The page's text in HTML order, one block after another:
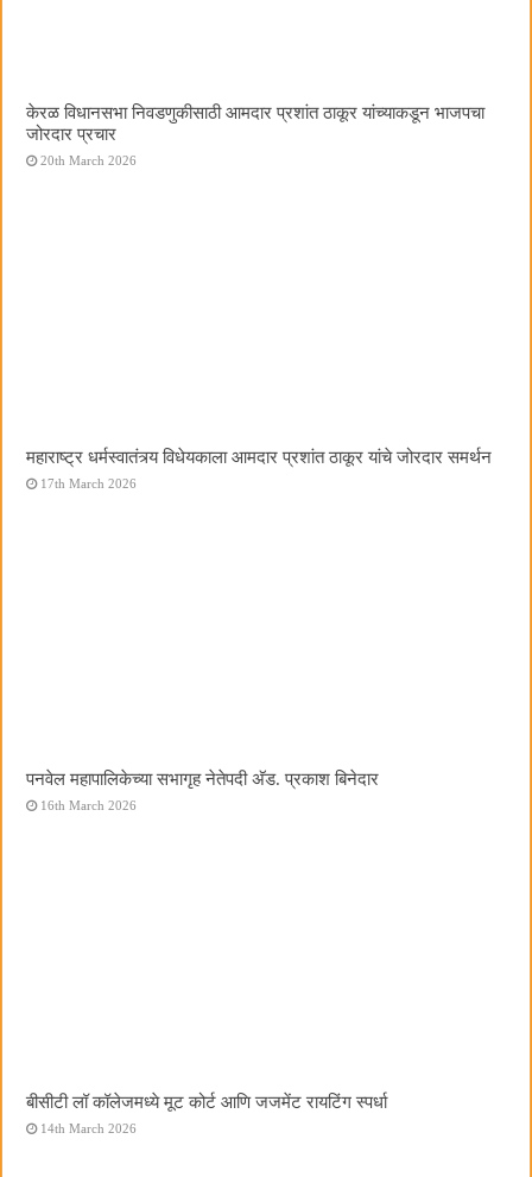
केरळ विधानसभा निवडणुकीसाठी आमदार प्रशांत ठाकूर यांच्याकडून भाजपचा
जोरदार प्रचार
20th March 2026
महाराष्ट्र धर्मस्वातंत्र्य विधेयकाला आमदार प्रशांत ठाकूर यांचे जोरदार समर्थन
17th March 2026
पनवेल महापालिकेच्या सभागृह नेतेपदी अ‍ॅड. प्रकाश बिनेदार
16th March 2026
बीसीटी लॉ कॉलेजमध्ये मूट कोर्ट आणि जजमेंट रायटिंग स्पर्धा
14th March 2026